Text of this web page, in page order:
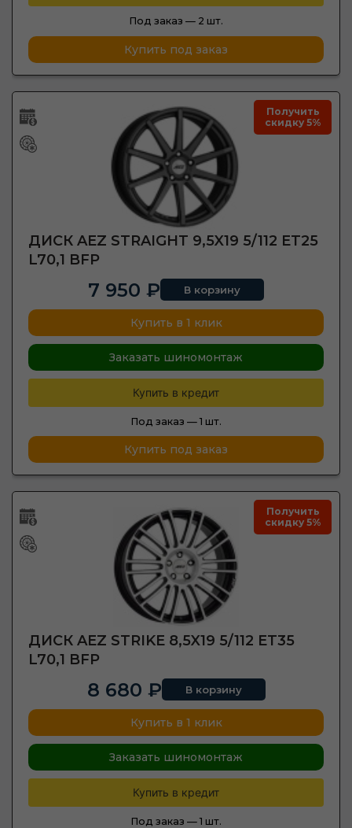
Под заказ — 2 шт.
Купить под заказ
Получить
скидку 5%
ДИСК AEZ STRAIGHT 9,5X19 5/112 ET25
L70,1 BFP
7 950 ₽ В корзину
Купить в 1 клик
Заказать шиномонтаж
Купить в кредит
Под заказ — 1 шт.
Купить под заказ
Получить
скидку 5%
ДИСК AEZ STRIKE 8,5X19 5/112 ET35
L70,1 BFP
8 680 ₽ В корзину
Купить в 1 клик
Заказать шиномонтаж
Купить в кредит
Под заказ — 1 шт.